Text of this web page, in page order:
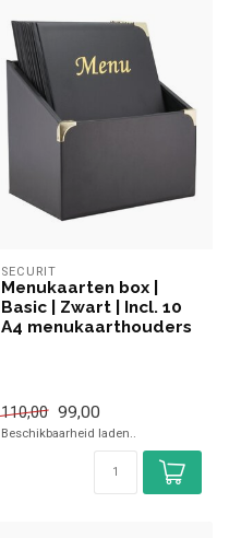
SECURIT
Menukaarten box |
Basic | Zwart | Incl. 10
A4 menukaarthouders
110,00 99,00
Beschikbaarheid laden..